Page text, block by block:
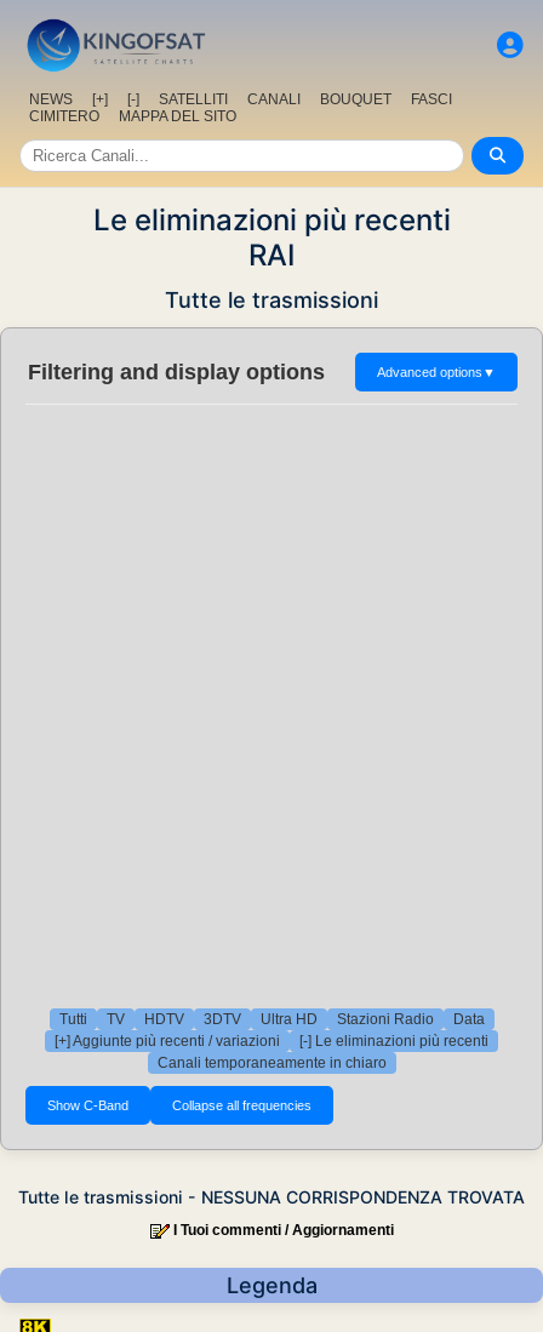
NEWS [+] [-] SATELLITI CANALI BOUQUET
FASCI
CIMITERO
MAPPA DEL SITO
Le eliminazioni più recenti
RAI
Tutte le trasmissioni
Filtering and display options Advanced options ▼
Tutti TV HDTV 3DTV Ultra HD Stazioni Radio
Data
[+] Aggiunte più recenti / variazioni
[-] Le eliminazioni più recenti
Canali temporaneamente in chiaro
Tutte le trasmissioni - NESSUNA CORRISPONDENZA TROVATA
I Tuoi commenti / Aggiornamenti
Legenda